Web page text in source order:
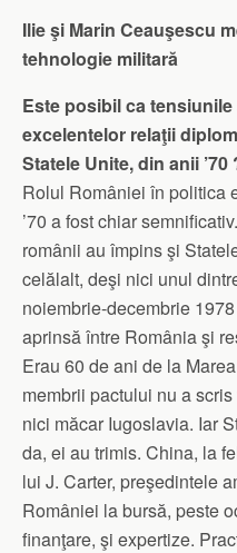
Ilie şi Marin Ceauşescu
tehnologie militară
Este posibil ca
excelentelor relaţii
Statele Unite, din anii ’70
Rolul României în politica
’70 a fost chiar
românii au împins şi
celălalt, deşi nici unul
noiembrie-decembrie
aprinsă între România şi
Erau 60 de ani de la
membrii pactului nu a
nici măcar Iugoslavia. Iar
da, ei au trimis. China, la
lui J. Carter, preşedintele
României la bursă, peste
finanţare, şi expertize.